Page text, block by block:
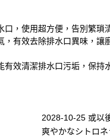
口，使用超方便，告別繁瑣
，有效去除排水口異味，讓
有效清潔排水口污垢，保持
2028-10-25 或以
爽やかなシトロネ